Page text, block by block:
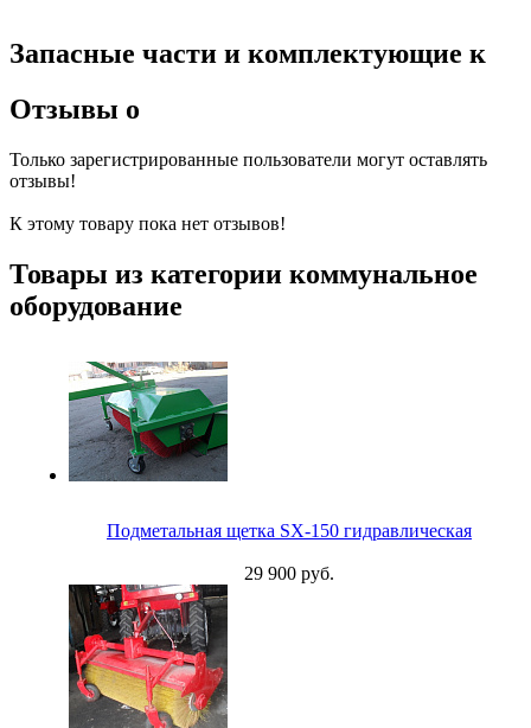
Запасные части и комплектующие к
Отзывы о
Только зарегистрированные пользователи могут оставлять
отзывы!
К этому товару пока нет отзывов!
Товары из категории коммунальное
оборудование
Подметальная щетка SX-150 гидравлическая
29 900 руб.